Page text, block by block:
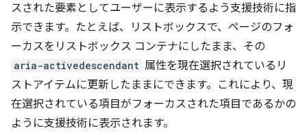
スされた要素としてユーザーに表示するよう支援技術に指
示できます。たとえば、リストボックスで、ページのフォ
ーカスをリストボックス コンテナにしたまま、その
aria-activedescendant 属性を現在選択されているリ
ストアイテムに更新したままにできます。これにより、現
在選択されている項目がフォーカスされた項目であるかの
ように支援技術に表示されます。